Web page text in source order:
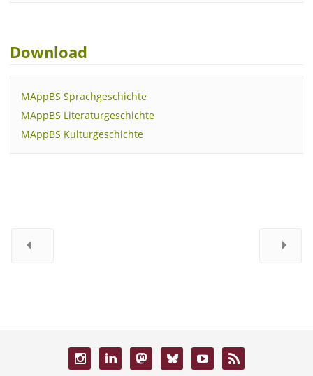
Download
MAppBS Sprachgeschichte
MAppBS Literaturgeschichte
MAppBS Kulturgeschichte